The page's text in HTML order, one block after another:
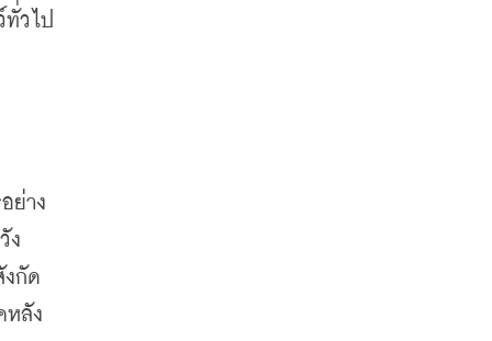
วไป
ย่าง
ง
งกัด
หลัง